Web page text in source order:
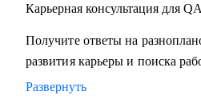
Карьерная консультация для QA
Получите ответы на
развития карьеры и поиска
Развернуть